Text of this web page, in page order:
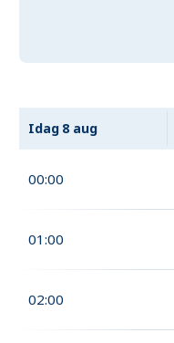
Idag 8 aug
00:00
01:00
02:00